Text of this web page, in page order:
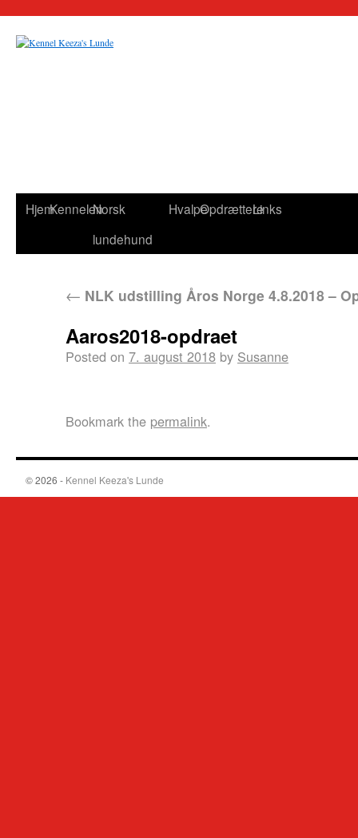
HjemKennelenNorsk
lundehund
HvalpeOpdrættereLinks
← NLK udstilling Åros Norge 4.8.2018 –
Aaros2018-opdraet
Posted on 7. august 2018 by Susanne
Bookmark the permalink.
© 2026 - Kennel Keeza's Lunde